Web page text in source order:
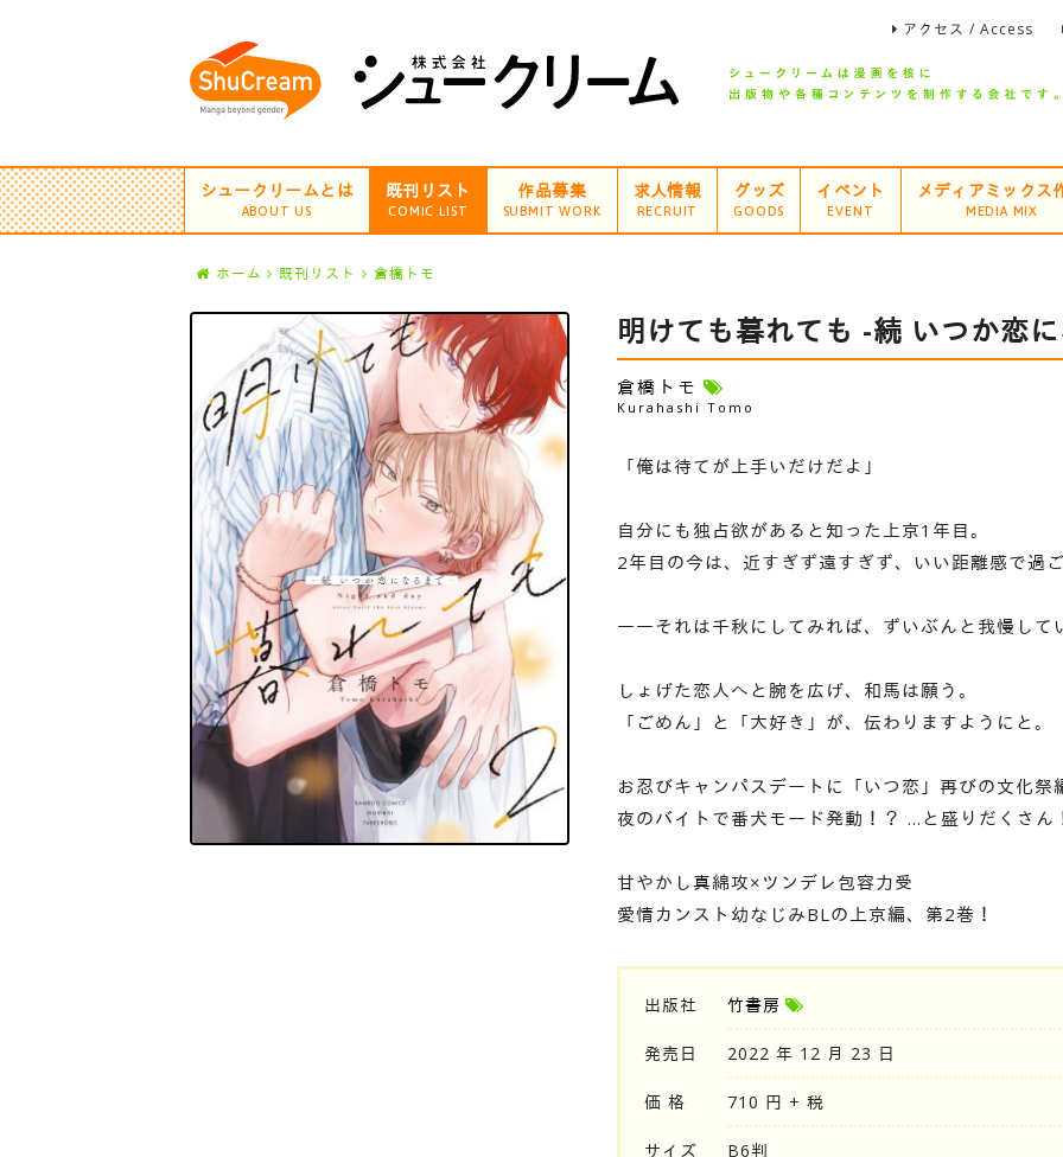
アクセス / Access
シュークリームとは
ABOUT US
既刊リスト
COMIC LIST
作品募集
SUBMIT WORK
求人情報
RECRUIT
グッズ
GOODS
イベント
EVENT
メディアミックス
MEDIA MIX
ホーム 既刊リスト 倉橋トモ
明けても暮れても -続 いつか恋
倉橋トモ
Kurahashi Tomo
「俺は待てが上手いだけだよ」
自分にも独占欲があると知った上京1年目。
2年目の今は、近すぎず遠すぎず、いい距離感で過ご
――それは千秋にしてみれば、ずいぶんと我慢して
しょげた恋人へと腕を広げ、和馬は願う。
「ごめん」と「大好き」が、伝わりますようにと。
お忍びキャンパスデートに「いつ恋」再びの文化祭
夜のバイトで番犬モード発動！？ …と盛りだくさん
甘やかし真綿攻×ツンデレ包容力受
愛情カンスト幼なじみBLの上京編、第2巻！
出版社 竹書房
発売日 2022 年 12 月 23 日
価 格 710 円 + 税
サイズ B6判